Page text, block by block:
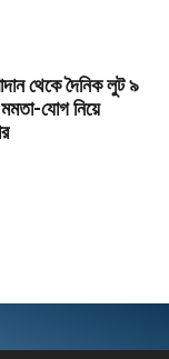
থেকে দৈনিক লুট ৯
যোগ নিয়ে